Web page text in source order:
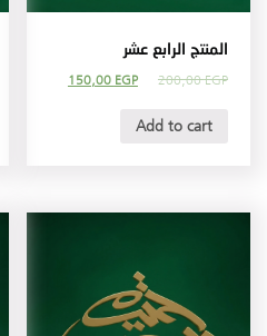
المنتج الرابع عشر
200,00EGP
150,00EGP
Add to cart